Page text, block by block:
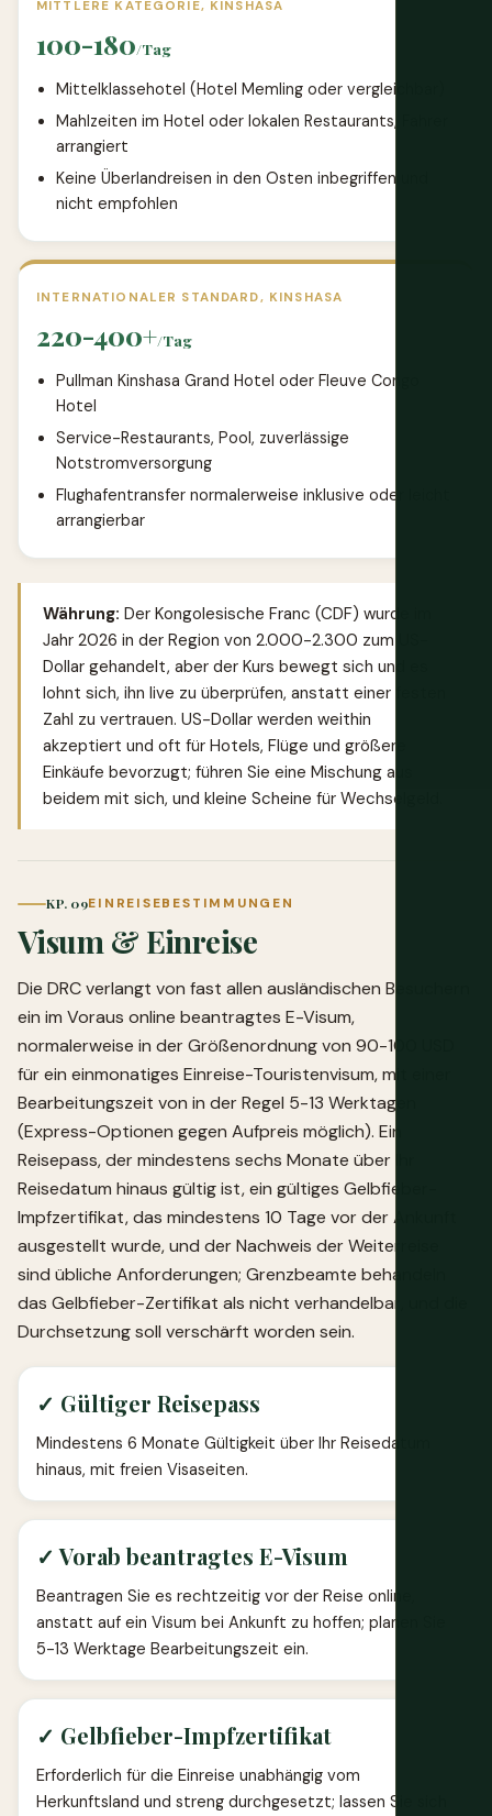
MITTLERE KATEGORIE, KINSHASA
100-180/Tag
Mittelklassehotel (Hotel Memling oder vergleichbar)
Mahlzeiten im Hotel oder lokalen Restaurants, Fahrer
arrangiert
Keine Überlandreisen in den Osten inbegriffen und
nicht empfohlen
INTERNATIONALER STANDARD, KINSHASA
220-400+/Tag
Pullman Kinshasa Grand Hotel oder Fleuve Congo
Hotel
Service-Restaurants, Pool, zuverlässige
Notstromversorgung
Flughafentransfer normalerweise inklusive oder leicht
arrangierbar
Währung: Der Kongolesische Franc (CDF) wurde im
Jahr 2026 in der Region von 2.000-2.300 zum US-
Dollar gehandelt, aber der Kurs bewegt sich und es
lohnt sich, ihn live zu überprüfen, anstatt einer festen
Zahl zu vertrauen. US-Dollar werden weithin
akzeptiert und oft für Hotels, Flüge und größere
Einkäufe bevorzugt; führen Sie eine Mischung aus
beidem mit sich, und kleine Scheine für Wechselgeld.
KP. 09EINREISEBESTIMMUNGEN
Visum & Einreise
Die DRC verlangt von fast allen ausländischen Besuchern
ein im Voraus online beantragtes E-Visum,
normalerweise in der Größenordnung von 90-100 USD
für ein einmonatiges Einreise-Touristenvisum, mit einer
Bearbeitungszeit von in der Regel 5-13 Werktagen
(Express-Optionen gegen Aufpreis möglich). Ein
Reisepass, der mindestens sechs Monate über Ihr
Reisedatum hinaus gültig ist, ein gültiges Gelbfieber-
Impfzertifikat, das mindestens 10 Tage vor der Ankunft
ausgestellt wurde, und der Nachweis der Weiterreise
sind übliche Anforderungen; Grenzbeamte behandeln
das Gelbfieber-Zertifikat als nicht verhandelbar, und die
Durchsetzung soll verschärft worden sein.
✓ Gültiger Reisepass
Mindestens 6 Monate Gültigkeit über Ihr Reisedatum
hinaus, mit freien Visaseiten.
✓ Vorab beantragtes E-Visum
Beantragen Sie es rechtzeitig vor der Reise online,
anstatt auf ein Visum bei Ankunft zu hoffen; planen Sie
5-13 Werktage Bearbeitungszeit ein.
✓ Gelbfieber-Impfzertifikat
Erforderlich für die Einreise unabhängig vom
Herkunftsland und streng durchgesetzt; lassen Sie sich